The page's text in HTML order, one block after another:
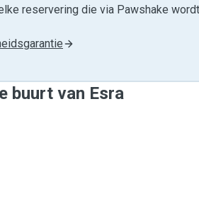
reservering die via Pawshake
buurt van Esra